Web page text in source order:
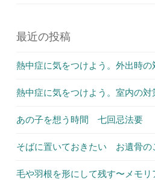
最近の投稿
熱中症に気をつけよう。外出時の
熱中症に気をつけよう。室内の対
あの子を想う時間 七回忌法要
そばに置いておきたい お遺骨の
毛や羽根を形にして残す〜メモリ